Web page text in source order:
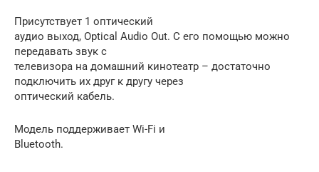
Присутствует 1 оптический
аудио выход, Optical Audio Out. С его помощью можно
передавать звук с
телевизора на домашний кинотеатр – достаточно
подключить их друг к другу через
оптический кабель.
Модель поддерживает Wi-Fi и
Bluetooth.